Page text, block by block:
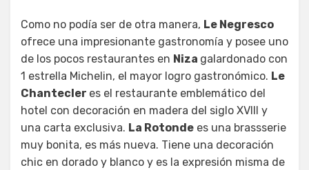
Como no podía ser de otra manera, Le Negresco
ofrece una impresionante gastronomía y posee uno
de los pocos restaurantes en Niza galardonado con
1 estrella Michelin, el mayor logro gastronómico. Le
Chantecler es el restaurante emblemático del
hotel con decoración en madera del siglo XVIII y
una carta exclusiva. La Rotonde es una brassserie
muy bonita, es más nueva. Tiene una decoración
chic en dorado y blanco y es la expresión misma de